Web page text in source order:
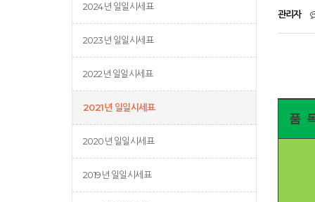
2024년 일일시세표
2023년 일일시세표
2022년 일일시세표
2021년 일일시세표
2020년 일일시세표
2019년 일일시세표
관리자
품